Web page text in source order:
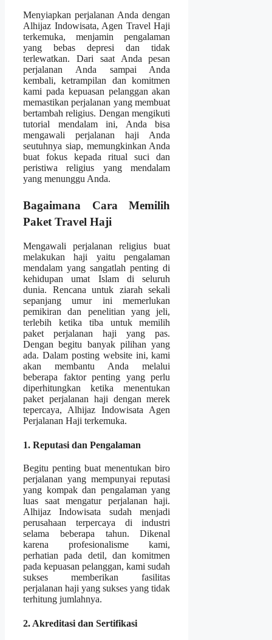
Menyiapkan perjalanan Anda dengan
Alhijaz Indowisata, Agen Travel Haji
terkemuka, menjamin pengalaman
yang bebas depresi dan tidak
terlewatkan. Dari saat Anda pesan
perjalanan Anda sampai Anda
kembali, ketrampilan dan komitmen
kami pada kepuasan pelanggan akan
memastikan perjalanan yang membuat
bertambah religius. Dengan mengikuti
tutorial mendalam ini, Anda bisa
mengawali perjalanan haji Anda
seutuhnya siap, memungkinkan Anda
buat fokus kepada ritual suci dan
peristiwa religius yang mendalam
yang menunggu Anda.
Bagaimana Cara Memilih
Paket Travel Haji
Mengawali perjalanan religius buat
melakukan haji yaitu pengalaman
mendalam yang sangatlah penting di
kehidupan umat Islam di seluruh
dunia. Rencana untuk ziarah sekali
sepanjang umur ini memerlukan
pemikiran dan penelitian yang jeli,
terlebih ketika tiba untuk memilih
paket perjalanan haji yang pas.
Dengan begitu banyak pilihan yang
ada. Dalam posting website ini, kami
akan membantu Anda melalui
beberapa faktor penting yang perlu
diperhitungkan ketika menentukan
paket perjalanan haji dengan merek
tepercaya, Alhijaz Indowisata Agen
Perjalanan Haji terkemuka.
1. Reputasi dan Pengalaman
Begitu penting buat menentukan biro
perjalanan yang mempunyai reputasi
yang kompak dan pengalaman yang
luas saat mengatur perjalanan haji.
Alhijaz Indowisata sudah menjadi
perusahaan terpercaya di industri
selama beberapa tahun. Dikenal
karena profesionalisme kami,
perhatian pada detil, dan komitmen
pada kepuasan pelanggan, kami sudah
sukses memberikan fasilitas
perjalanan haji yang sukses yang tidak
terhitung jumlahnya.
2. Akreditasi dan Sertifikasi